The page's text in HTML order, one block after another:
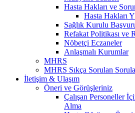
Hasta Hakları ve
Hasta Hakları
Sağlık Kurulu
Refakat Politikası ve
Nöbetçi Eczaneler
Anlaşmalı Kurumlar
MHRS
MHRS Sıkça Sorulan
İletişim & Ulaşım
Öneri ve Görüşleriniz
Çalışan Personeller
Alma